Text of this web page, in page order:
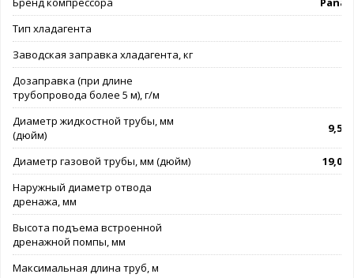
Тип хладагента
Заводская заправка хладагента, кг
Дозаправка (при длине
трубопровода более 5 м), г/м
Диаметр жидкостной трубы, мм
(дюйм)
Диаметр газовой трубы, мм (дюйм)
Наружный диаметр отвода
дренажа, мм
Высота подъема встроенной
дренажной помпы, мм
Максимальная длина труб, м